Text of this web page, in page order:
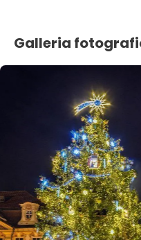
Galleria